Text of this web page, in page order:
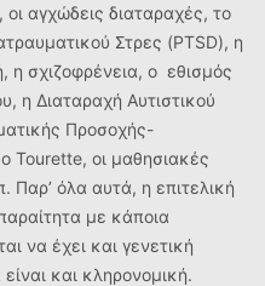
αγχώδεις διαταραχές, το
Στρες (PTSD), η
η σχιζοφρένεια, ο εθισμός
η Διαταραχή Αυτιστικού
Προσοχής-
Tourette, οι μαθησιακές
Παρ’ όλα αυτά, η επιτελική
με κάποια
να έχει και γενετική
και κληρονομική.